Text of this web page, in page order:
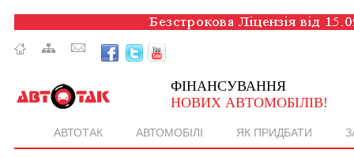
ФІНАНСУВАННЯ
НОВИХ АВТОМОБІЛІВ!
АВТОТАК АВТОМОБІЛІ ЯК ПРИДБАТИ